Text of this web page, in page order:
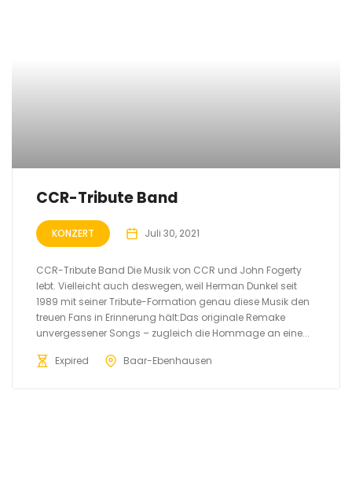
CCR-Tribute Band
KONZERT Juli 30, 2021
CCR-Tribute Band Die Musik von CCR und John Fogerty
lebt. Vielleicht auch deswegen, weil Herman Dunkel seit
1989 mit seiner Tribute-Formation genau diese Musik den
treuen Fans in Erinnerung hält:Das originale Remake
unvergessener Songs – zugleich die Hommage an eine...
Expired Baar-Ebenhausen